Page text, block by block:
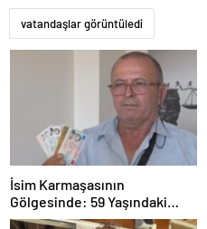
vatandaşlar görüntüledi
İsim Karmaşasının
Gölgesinde: 59 Yaşındaki
Ersin Akbaş’ın Emeklilik